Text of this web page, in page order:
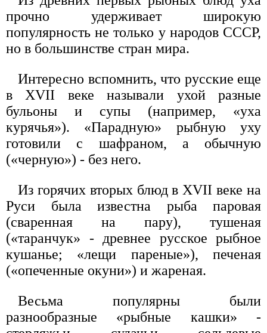
прочно удерживает широкую
популярность не только у народов СССР,
но в большинстве стран мира.
Интересно вспомнить, что русские еще
в XVII веке называли ухой разные
бульоны и супы (например, «уха
курячья»). «Парадную» рыбную уху
готовили с шафраном, а обычную
(«черную») - без него.
Из горячих вторых блюд в XVII веке на
Руси была известна рыба паровая
(сваренная на пару), тушеная
(«таранчук» - древнее русское рыбное
кушанье; «лещи пареные»), печеная
(«опеченные окуни») и жареная.
Весьма популярны были
разнообразные «рыбные кашки» -